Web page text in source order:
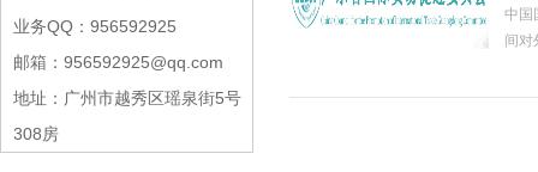
业务QQ：956592925
邮箱：956592925@qq.com
地址：广州市越秀区瑶泉街5号
308房
中国
间对